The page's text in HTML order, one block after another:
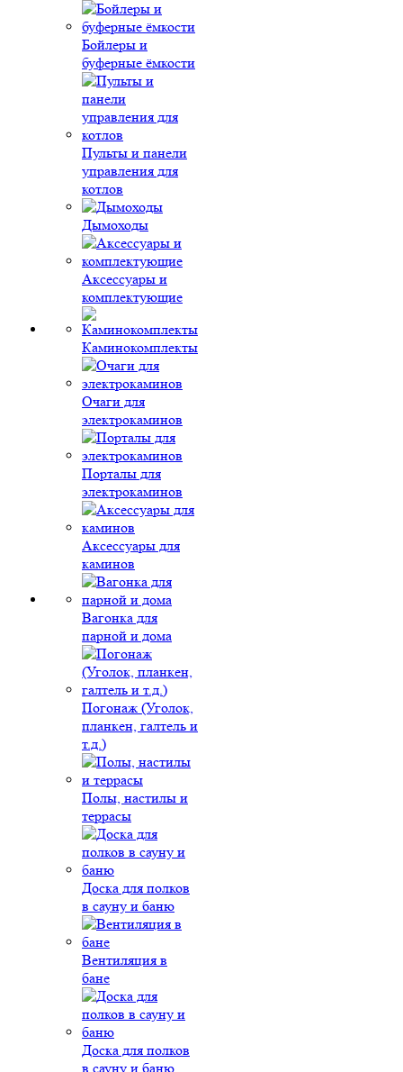
Бойлеры и
буферные ёмкости
Пульты и панели
управления для
котлов
Дымоходы
Аксессуары и
комплектующие
Каминокомплекты
Очаги для
электрокаминов
Порталы для
электрокаминов
Аксессуары для
каминов
Вагонка для
парной и дома
Погонаж (Уголок,
планкен, галтель и
т.д.)
Полы, настилы и
террасы
Доска для полков
в сауну и баню
Вентиляция в
бане
Доска для полков
в сауну и баню